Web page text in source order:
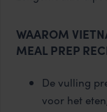
WAAROM
MEAL PREP
De vulling
voor het